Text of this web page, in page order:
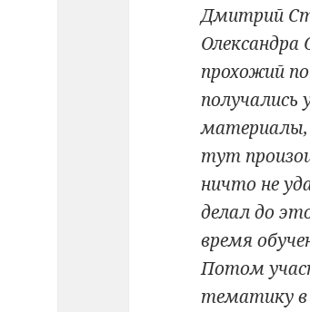
Дмитрий
Олександра
прохожий
получались
материалы,
тут
ничто не
делал до
время
Потом
тематику